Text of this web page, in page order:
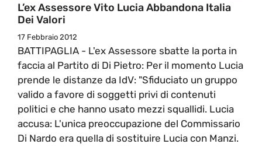
L’ex Assessore Vito Lucia Abbandona Italia
Dei Valori
17 Febbraio 2012
BATTIPAGLIA - L'ex Assessore sbatte la porta in
faccia al Partito di Di Pietro: Per il momento Lucia
prende le distanze da IdV: "Sfiduciato un gruppo
valido a favore di soggetti privi di contenuti
politici e che hanno usato mezzi squallidi. Lucia
accusa: L'unica preoccupazione del Commissario
Di Nardo era quella di sostituire Lucia con Manzi.